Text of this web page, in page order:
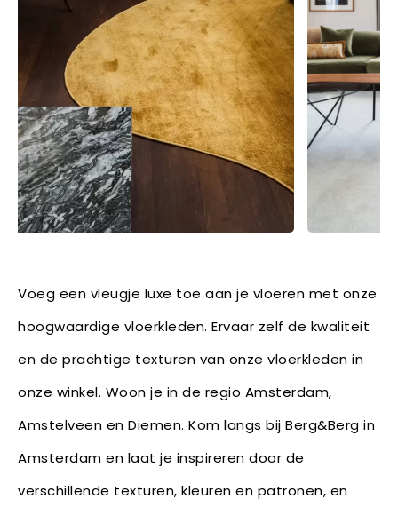
Voeg een vleugje luxe toe aan je vloeren met onze
hoogwaardige vloerkleden. Ervaar zelf de kwaliteit
en de prachtige texturen van onze vloerkleden in
onze winkel. Woon je in de regio Amsterdam,
Amstelveen en Diemen. Kom langs bij Berg&Berg in
Amsterdam en laat je inspireren door de
verschillende texturen, kleuren en patronen, en